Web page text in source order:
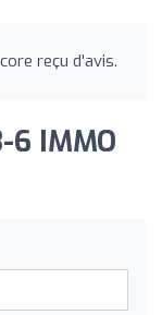
reçu d'avis.
6 IMMO